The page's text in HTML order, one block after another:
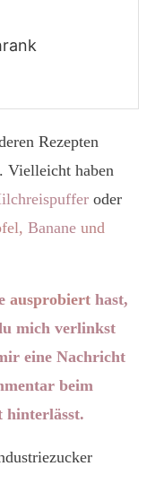
Rezepten
Vielleicht haben
oder
Banane und
ausprobierthast,
mich verlinkst
eine Nachricht
beim
hinterlässt.